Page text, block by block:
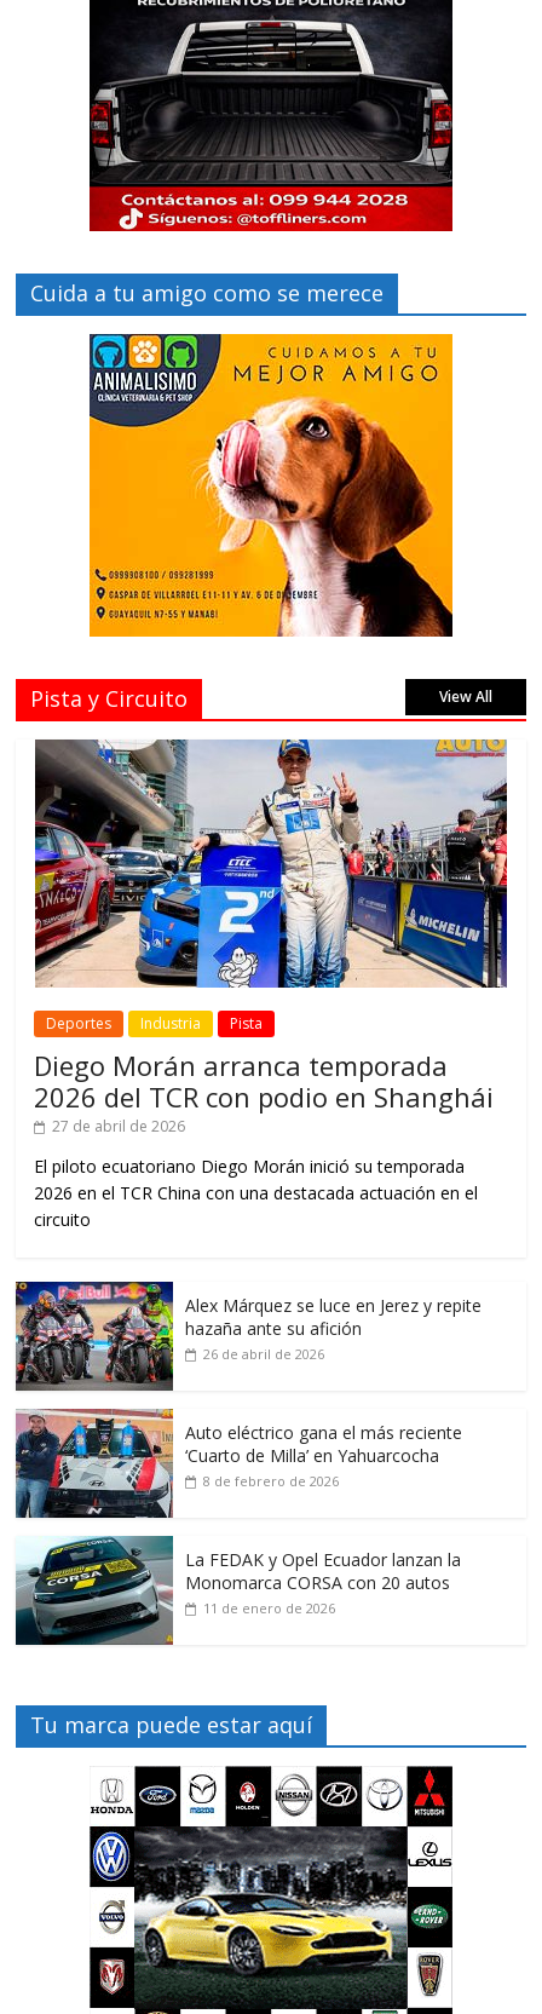
Cuida a tu amigo como se merece
Pista y Circuito View All
Deportes Industria Pista
Diego Morán arranca temporada
2026 del TCR con podio en Shanghái
27 de abril de 2026
El piloto ecuatoriano Diego Morán inició su temporada
2026 en el TCR China con una destacada actuación en el
circuito
Alex Márquez se luce en Jerez y repite
hazaña ante su afición
26 de abril de 2026
Auto eléctrico gana el más reciente
‘Cuarto de Milla’ en Yahuarcocha
8 de febrero de 2026
La FEDAK y Opel Ecuador lanzan la
Monomarca CORSA con 20 autos
11 de enero de 2026
Tu marca puede estar aquí